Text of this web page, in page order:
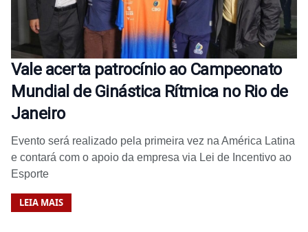
Vale acerta patrocínio ao Campeonato
Mundial de Ginástica Rítmica no Rio de
Janeiro
Evento será realizado pela primeira vez na América Latina
e contará com o apoio da empresa via Lei de Incentivo ao
Esporte
LEIA MAIS